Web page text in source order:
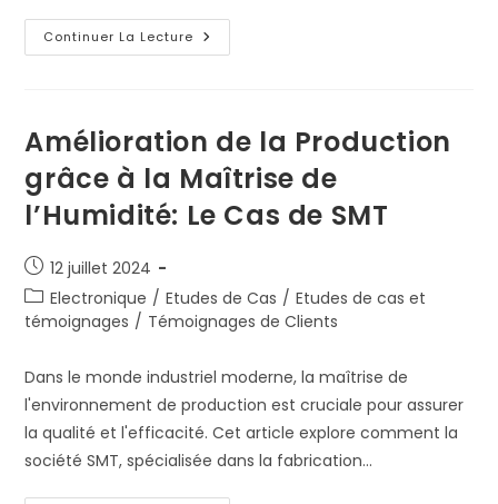
Continuer La Lecture UPM
France
Les
Humidificateurs
Akimist.
Amélioration de la Production
grâce à la Maîtrise de
l’Humidité: Le Cas de SMT
Publication
publiée :
12 juillet 2024
Post
category:
Electronique / Etudes de Cas / Etudes de cas et
témoignages / Témoignages de Clients
Dans le monde industriel moderne, la maîtrise de
l'environnement de production est cruciale pour assurer
la qualité et l'efficacité. Cet article explore comment la
société SMT, spécialisée dans la fabrication…